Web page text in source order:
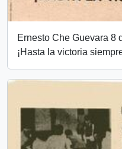
Ernesto Che Guevara 8
¡Hasta la victoria